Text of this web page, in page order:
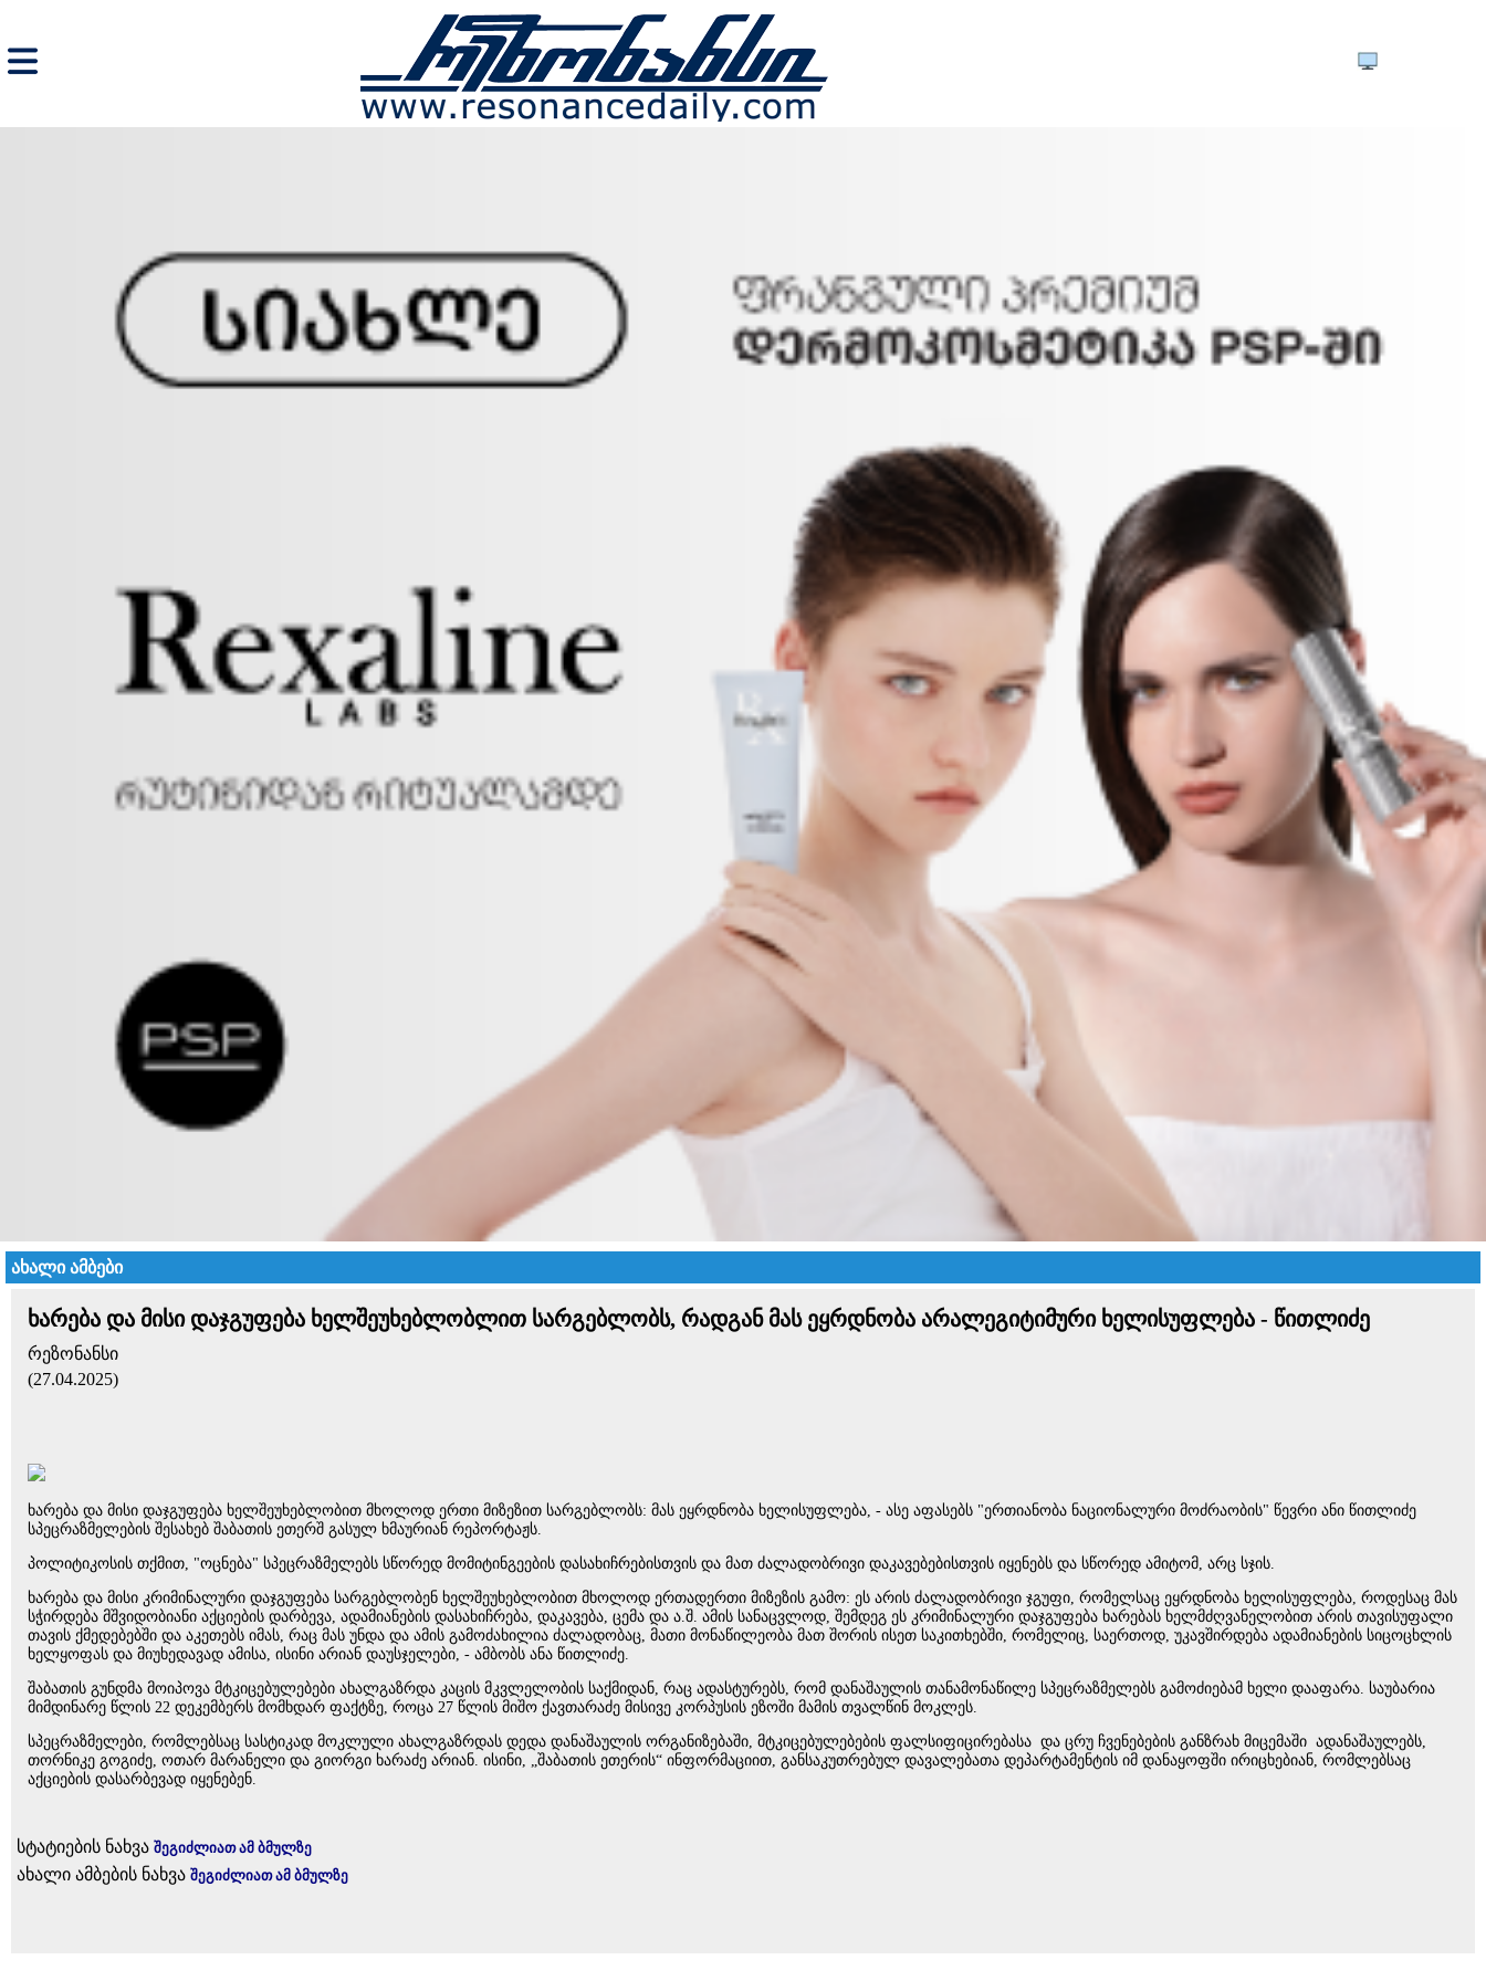
ახალი ამბები
ხარება და მისი დაჯგუფება ხელშეუხებლობლით სარგებლობს, რადგან მას ეყრდნობა არალეგიტიმური ხელისუფლება - წითლიძე
რეზონანსი
(27.04.2025)
ხარება და მისი დაჯგუფება ხელშეუხებლობით მხოლოდ ერთი მიზეზით სარგებლობს: მას ეყრდნობა ხელისუფლება, - ასე აფასებს "ერთიანობა ნაციონალური მოძრაობის" წევრი ანი წითლიძე
სპეცრაზმელების შესახებ შაბათის ეთერშ გასულ ხმაურიან რეპორტაჟს.
პოლიტიკოსის თქმით, "ოცნება" სპეცრაზმელებს სწორედ მომიტინგეების დასახიჩრებისთვის და მათ ძალადობრივი დაკავებებისთვის იყენებს და სწორედ ამიტომ, არც სჯის.
ხარება და მისი კრიმინალური დაჯგუფება სარგებლობენ ხელშეუხებლობით მხოლოდ ერთადერთი მიზეზის გამო: ეს არის ძალადობრივი ჯგუფი, რომელსაც ეყრდნობა ხელისუფლება, როდესაც მას
სჭირდება მშვიდობიანი აქციების დარბევა, ადამიანების დასახიჩრება, დაკავება, ცემა და ა.შ. ამის სანაცვლოდ, შემდეგ ეს კრიმინალური დაჯგუფება ხარებას ხელმძღვანელობით არის თავისუფალი
თავის ქმედებებში და აკეთებს იმას, რაც მას უნდა და ამის გამოძახილია ძალადობაც, მათი მონაწილეობა მათ შორის ისეთ საკითხებში, რომელიც, საერთოდ, უკავშირდება ადამიანების სიცოცხლის
ხელყოფას და მიუხედავად ამისა, ისინი არიან დაუსჯელები, - ამბობს ანა წითლიძე.
შაბათის გუნდმა მოიპოვა მტკიცებულებები ახალგაზრდა კაცის მკვლელობის საქმიდან, რაც ადასტურებს, რომ დანაშაულის თანამონაწილე სპეცრაზმელებს გამოძიებამ ხელი დააფარა. საუბარია
მიმდინარე წლის 22 დეკემბერს მომხდარ ფაქტზე, როცა 27 წლის მიშო ქავთარაძე მისივე კორპუსის ეზოში მამის თვალწინ მოკლეს.
სპეცრაზმელები, რომლებსაც სასტიკად მოკლული ახალგაზრდას დედა დანაშაულის ორგანიზებაში, მტკიცებულებების ფალსიფიცირებასა და ცრუ ჩვენებების განზრახ მიცემაში ადანაშაულებს,
თორნიკე გოგიძე, ოთარ მარანელი და გიორგი ხარაძე არიან. ისინი, „შაბათის ეთერის“ ინფორმაციით, განსაკუთრებულ დავალებათა დეპარტამენტის იმ დანაყოფში ირიცხებიან, რომლებსაც
აქციების დასარბევად იყენებენ.
სტატიების ნახვა შეგიძლიათ ამ ბმულზე
ახალი ამბების ნახვა შეგიძლიათ ამ ბმულზე